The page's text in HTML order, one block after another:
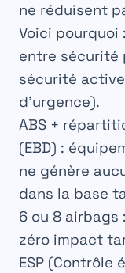
ne réduisent
Voici
entre sécurité
sécurité
d’urgence).
ABS +
(EBD) :
ne génère
dans la base
6 ou 8 airbags
zéro impact
ESP